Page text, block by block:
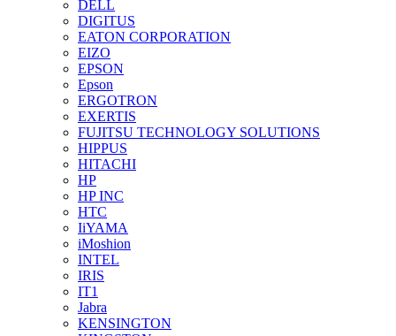
DELL
DIGITUS
EATON CORPORATION
EIZO
EPSON
Epson
ERGOTRON
EXERTIS
FUJITSU TECHNOLOGY SOLUTIONS
HIPPUS
HITACHI
HP
HP INC
HTC
IiYAMA
iMoshion
INTEL
IRIS
IT1
Jabra
KENSINGTON